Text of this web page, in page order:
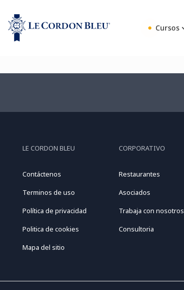
Cursos
LE CORDON BLEU
Contáctenos
Terminos de uso
Política de privacidad
Politica de cookies
Mapa del sitio
CORPORATIVO
Restaurantes
Asociados
Trabaja con nosotros
Consultoria